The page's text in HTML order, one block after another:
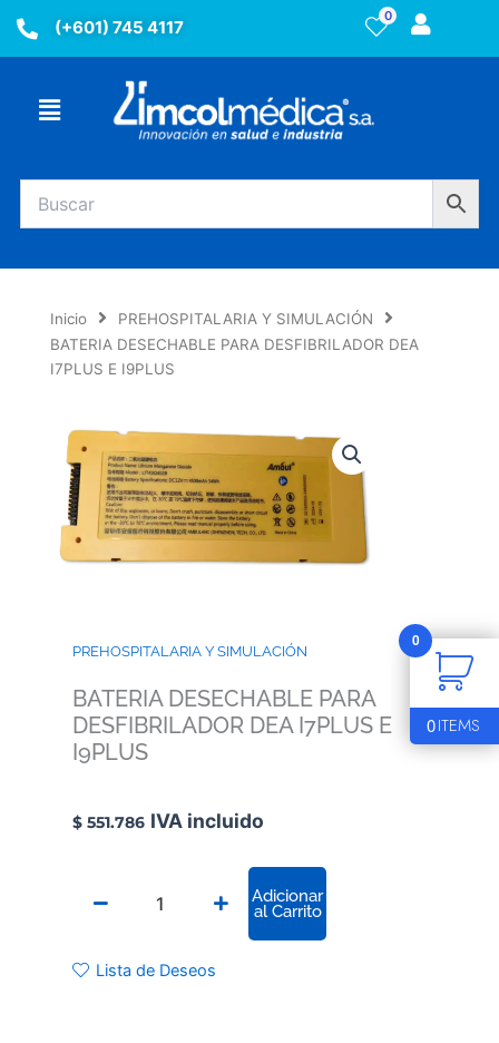
(+601) 745 4117
0
Menú
Inicio
PREHOSPITALARIA Y SIMULACIÓN
BATERIA DESECHABLE PARA DESFIBRILADOR DEA
I7PLUS E I9PLUS
PREHOSPITALARIA Y SIMULACIÓN
BATERIA DESECHABLE PARA
DESFIBRILADOR DEA I7PLUS E
I9PLUS
$ 551.786 IVA incluido
DESECHABLE
DESFIBRILADOR
DEA
Adicionar
al Carrito
Lista de Deseos
0
0ITEMS